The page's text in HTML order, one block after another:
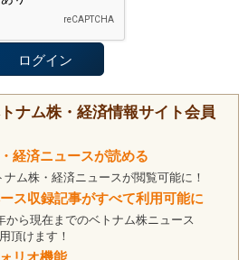
ナム株・経済情報サイト会員
経済ニュースが読める
ム株・経済ニュースが閲覧可能に！
ス収録記事がすべて利用可能に
から現在までのベトナム株ニュース
頂けます！
リオ機能